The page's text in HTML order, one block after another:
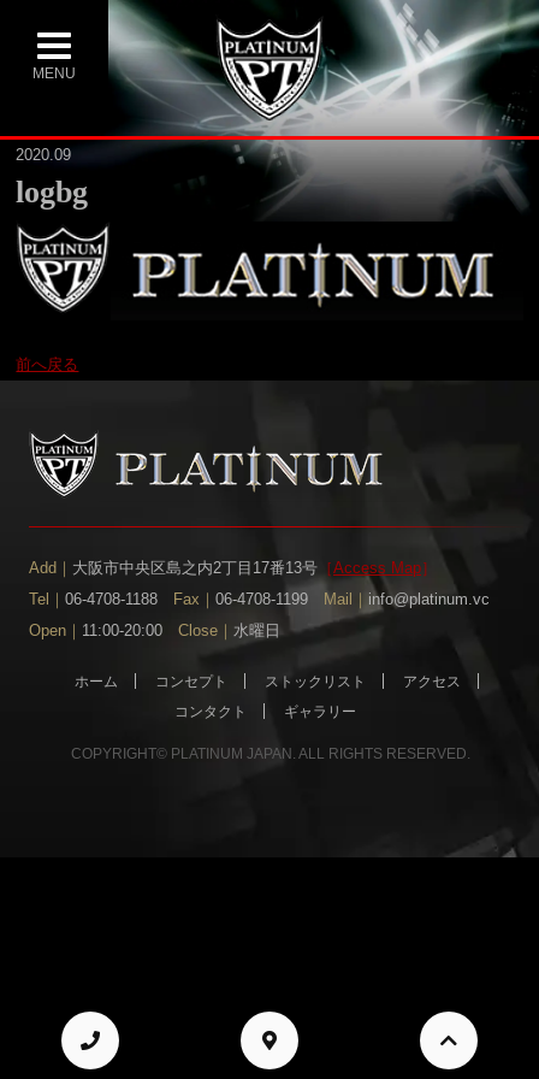
MENU
2020.09
logbg
前へ戻る
Add｜ 大阪市中央区島之内2丁目17番13号［Access Map］
Tel｜ 06-4708-1188 Fax｜ 06-4708-1199 Mail｜ info@platinum.vc
Open｜ 11:00-20:00 Close｜ 水曜日
ホーム コンセプト ストックリスト
アクセス
コンタクト
ギャラリー
COPYRIGHT© PLATINUM JAPAN. ALL RIGHTS RESERVED.